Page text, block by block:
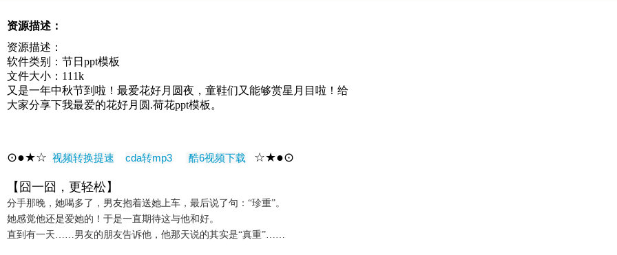
资源描述：
资源描述：
软件类别：节日ppt模板
文件大小：111k
又是一年中秋节到啦！最爱花好月圆夜，童鞋们又能够赏星月目啦！给
大家分享下我最爱的花好月圆.荷花ppt模板。
⊙●★☆ 视频转换提速 cda转mp3 酷6视频下载 ☆★●⊙
【囧一囧，更轻松】
分手那晚，她喝多了，男友抱着送她上车，最后说了句：“珍重”。
她感觉他还是爱她的！于是一直期待这与他和好。
直到有一天……男友的朋友告诉他，他那天说的其实是“真重”……